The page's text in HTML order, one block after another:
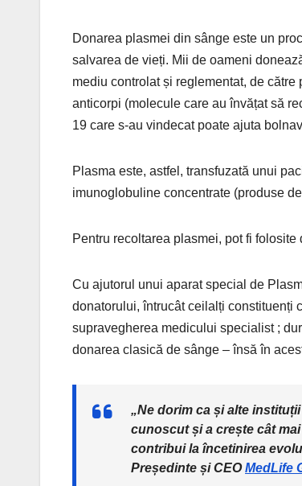
Donarea plasmei din sânge este un
salvarea de vieți. Mii de oameni
mediu controlat și reglementat, de
anticorpi (molecule care au învățat să
19 care s-au vindecat poate ajuta
Plasma este, astfel, transfuzată unui
imunoglobuline concentrate (produse
Pentru recoltarea plasmei, pot fi folosite
Cu ajutorul unui aparat special de
donatorului, întrucât ceilalți constituenți
supravegherea medicului specialist ;
donarea clasică de sânge – însă în
„Ne dorim ca și alte
cunoscut și a crește cât
contribui la încetinirea
Președinte și CEOMedLife